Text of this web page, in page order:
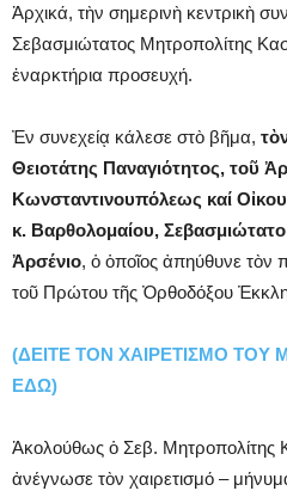
Ἀρχικά, τὴν σημερινὴ κεντρικὴ
Σεβασμιώτατος Μητροπολίτης
ἐναρκτήρια προσευχή.
Ἐν συνεχείᾳ κάλεσε στὸ βῆμα,
Θειοτάτης Παναγιότητος, τοῦ
Κωνσταντινουπόλεως καί
κ. Βαρθολομαίου,
Ἀρσένιο, ὁ ὁποῖος ἀπηύθυνε τὸν
τοῦ Πρώτου τῆς Ὀρθοδόξου
(ΔΕΙΤΕ ΤΟΝ ΧΑΙΡΕΤΙΣΜΟ ΤΟΥ
ΕΔΩ)
Ἀκολούθως ὁ Σεβ. Μητροπολίτης
ἀνέγνωσε τὸν χαιρετισμό –